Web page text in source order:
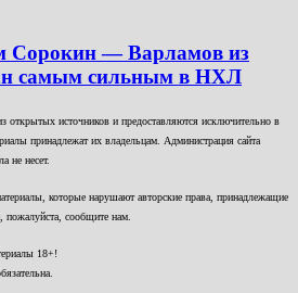
Сорокин — Варламов из
самым сильным в НХЛ
открытых источников и предоставляются исключительно в
принадлежат их владельцам. Администрация сайта
не несет.
которые нарушают авторские права, принадлежащие
сообщите нам.
18+!